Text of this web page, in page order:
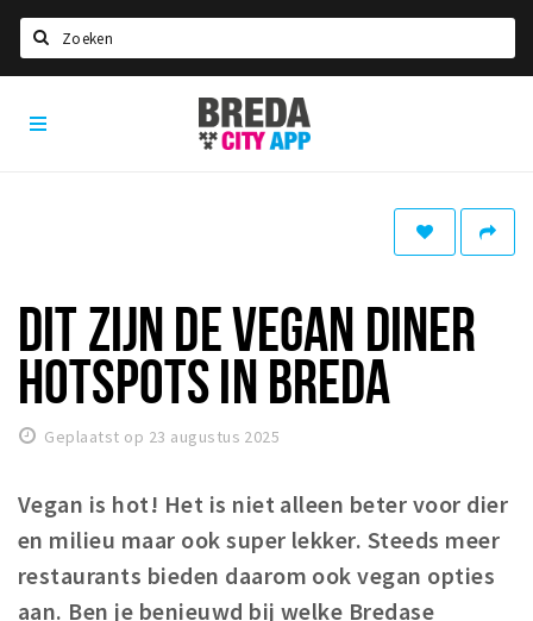
Home
Eten
Drinken
Slapen
Winkels
Winkelgebieden
Parkeren
Breda
City
App
DIT ZIJN DE VEGAN DINER
HOTSPOTS IN BREDA
Geplaatst op 23 augustus 2025
Vegan is hot! Het is niet alleen beter voor dier
en milieu maar ook super lekker. Steeds meer
restaurants bieden daarom ook vegan opties
aan. Ben je benieuwd bij welke Bredase